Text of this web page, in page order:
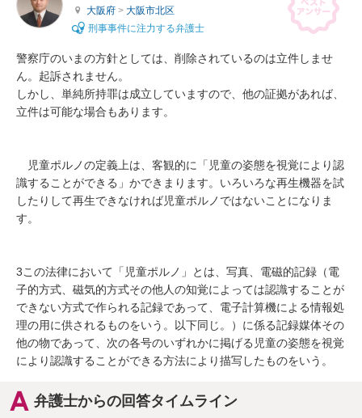
大阪府 > 大阪市北区
刑事事件に注力する弁護士
警察庁のいまの方針としては、削除されているのは立件しませ
ん。起訴されません。
しかし、単純所持罪は成立していますので、他の証拠があれば、
立件は可能な場合もあります。
児童ポルノの定義上は、客観的に「児童の姿態を視覚により認
識することができる」かできまります。いろいろな再生機器を試
したりして再生できなければ児童ポルノではないことになりま
す。
3この法律において「児童ポルノ」とは、写真、電磁的記録（電
子的方式、磁気的方式その他人の知覚によっては認識することが
できない方式で作られる記録であって、電子計算機による情報処
理の用に供されるものをいう。以下同じ。）に係る記録媒体その
他の物であって、次の各号のいずれかに掲げる児童の姿態を視覚
により認識することができる方法により描写したものをいう。
弁護士からの回答タイムライン